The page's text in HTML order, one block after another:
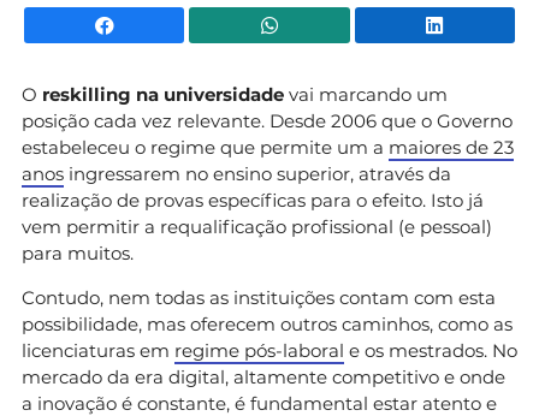
Facebook WhatsApp
O reskilling na universidade vai marcando um
posição cada vez relevante. Desde 2006 que o Governo
estabeleceu o regime que permite um a maiores de 23
anos ingressarem no ensino superior, através da
realização de provas específicas para o efeito. Isto já
vem permitir a requalificação profissional (e pessoal)
para muitos.
Contudo, nem todas as instituições contam com esta
possibilidade, mas oferecem outros caminhos, como as
licenciaturas em regime pós-laboral e os mestrados. No
mercado da era digital, altamente competitivo e onde
a inovação é constante, é fundamental estar atento e